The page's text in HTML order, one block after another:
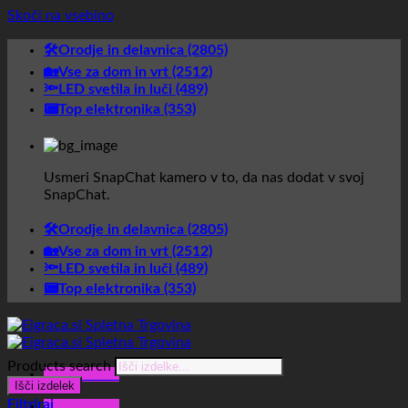
Skoči na vsebino
🛠️Orodje in delavnica (2805)
🏡Vse za dom in vrt (2512)
🔦LED svetila in luči (489)
📟Top elektronika (353)
Usmeri SnapChat kamero v to, da nas dodat v svoj
SnapChat.
🛠️Orodje in delavnica (2805)
🏡Vse za dom in vrt (2512)
🔦LED svetila in luči (489)
📟Top elektronika (353)
Glavni meni
Products search
Išči izdelek
Filtriraj